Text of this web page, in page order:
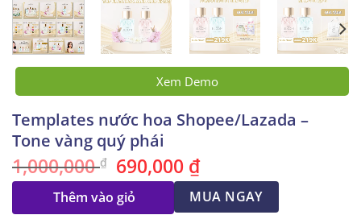
Xem Demo
Templates nước hoa Shopee/Lazada –
Tone vàng quý phái
1,000,000₫ Giá
gốc
là:
1,000,000 ₫.
690,000 ₫Giá
tại
là:
690,000 ₫.
Thêm vào giỏ MUA NGAY